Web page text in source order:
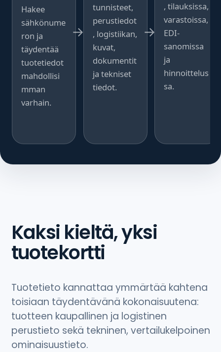
Hakee
sähkönume
ron ja
täydentää
tuotetiedot
mahdollisi
mman
varhain.
tunnisteet,
perustiedot
, logistiikan,
kuvat,
dokumentit
ja tekniset
tiedot.
, tilauksissa,
varastoissa,
EDI-
sanomissa
ja
hinnoittelus
sa.
Kaksi kieltä, yksi
tuotekortti
Tuotetieto kannattaa ymmärtää kahtena
toisiaan täydentävänä kokonaisuutena:
tuotteen kaupallinen ja logistinen
perustieto sekä tekninen, vertailukelpoinen
ominaisuustieto.